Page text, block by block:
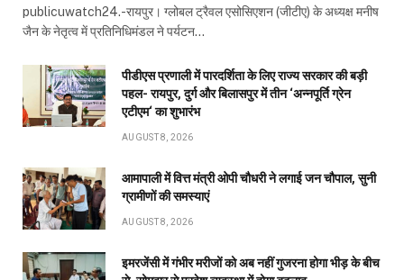
publicuwatch24.-रायपुर। ग्लोबल ट्रैवल एसोसिएशन (जीटीए) के अध्यक्ष मनीष
जैन के नेतृत्व में प्रतिनिधिमंडल ने पर्यटन…
पीडीएस प्रणाली में पारदर्शिता के लिए राज्य सरकार की बड़ी
पहल- रायपुर, दुर्ग और बिलासपुर में तीन ‘अन्नपूर्ति ग्रेन
एटीएम‘ का शुभारंभ
AUGUST 8, 2026
आमापाली में वित्त मंत्री ओपी चौधरी ने लगाई जन चौपाल, सुनी
ग्रामीणों की समस्याएं
AUGUST 8, 2026
इमरजेंसी में गंभीर मरीजों को अब नहीं गुजरना होगा भीड़ के बीच